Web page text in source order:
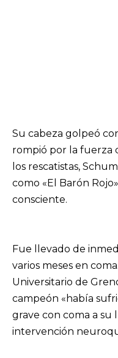
Su cabeza golpeó
rompió por la fuerza
los rescatistas,
como «El Barón
consciente.
Fue llevado de
varios meses en
Universitario de
campeón «había
grave con coma a
intervención